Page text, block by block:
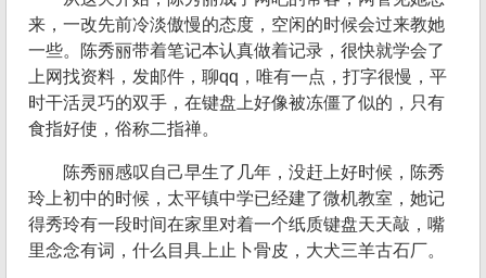
来，一改先前冷淡傲慢的态度，空闲的时候会过来教她
一些。陈秀丽带着笔记本认真做着记录，很快就学会了
上网找资料，发邮件，聊qq，唯有一点，打字很慢，平
时干活灵巧的双手，在键盘上好像被冻僵了似的，只有
食指好使，俗称二指禅。
陈秀丽感叹自己早生了几年，没赶上好时候，陈秀
玲上初中的时候，太平镇中学已经建了微机教室，她记
得秀玲有一段时间在家里对着一个纸质键盘天天敲，嘴
里念念有词，什么目具上止卜骨皮，大犬三羊古石厂。